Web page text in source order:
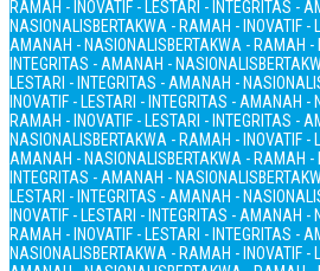
RAMAH - INOVATIF - LESTARI - INTEGRITAS -
NASIONALISBERTAKWA - RAMAH - INOVATIF -
AMANAH - NASIONALISBERTAKWA - RAMAH -
INTEGRITAS - AMANAH - NASIONALIS
LESTARI - INTEGRITAS - AMANAH -
INOVATIF - LESTARI - INTEGRITAS - AMANAH -
RAMAH - INOVATIF - LESTARI - INTEGRITAS -
NASIONALISBERTAKWA - RAMAH - INOVATIF -
AMANAH - NASIONALISBERTAKWA - RAMAH -
INTEGRITAS - AMANAH - NASIONALIS
LESTARI - INTEGRITAS - AMANAH -
INOVATIF - LESTARI - INTEGRITAS - AMANAH -
RAMAH - INOVATIF - LESTARI - INTEGRITAS -
NASIONALISBERTAKWA - RAMAH - INOVATIF -